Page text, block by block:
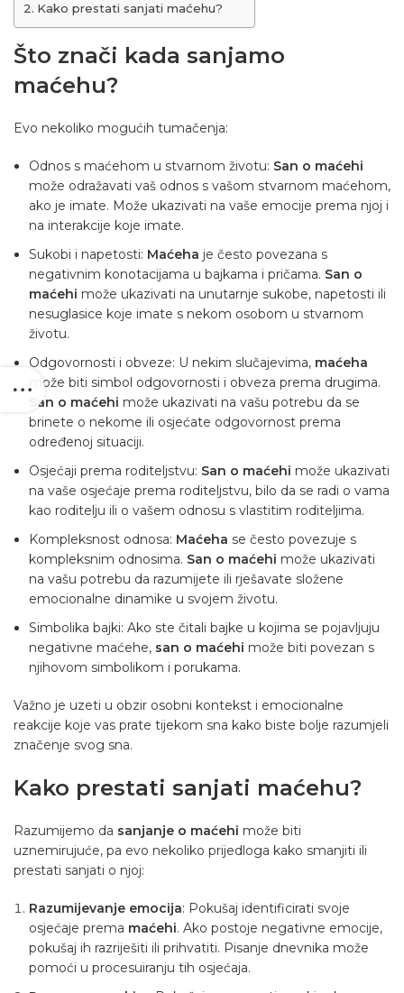
Kako prestati sanjati maćehu?
Što znači kada sanjamo
maćehu?
Evo nekoliko mogućih tumačenja:
Odnos s maćehom u stvarnom životu: San o maćehi
može odražavati vaš odnos s vašom stvarnom maćehom,
ako je imate. Može ukazivati ​​na vaše emocije prema njoj i
na interakcije koje imate.
Sukobi i napetosti: Maćeha je često povezana s
negativnim konotacijama u bajkama i pričama. San o
maćehi može ukazivati ​​na unutarnje sukobe, napetosti ili
nesuglasice koje imate s nekom osobom u stvarnom
životu.
Odgovornosti i obveze: U nekim slučajevima, maćeha
može biti simbol odgovornosti i obveza prema drugima.
San o maćehi može ukazivati ​​na vašu potrebu da se
brinete o nekome ili osjećate odgovornost prema
određenoj situaciji.
Osjećaji prema roditeljstvu: San o maćehi može ukazivati
​​na vaše osjećaje prema roditeljstvu, bilo da se radi o vama
kao roditelju ili o vašem odnosu s vlastitim roditeljima.
Kompleksnost odnosa: Maćeha se često povezuje s
kompleksnim odnosima. San o maćehi može ukazivati ​​
na vašu potrebu da razumijete ili rješavate složene
emocionalne dinamike u svojem životu.
Simbolika bajki: Ako ste čitali bajke u kojima se pojavljuju
negativne maćehe, san o maćehi može biti povezan s
njihovom simbolikom i porukama.
Važno je uzeti u obzir osobni kontekst i emocionalne
reakcije koje vas prate tijekom sna kako biste bolje razumjeli
značenje svog sna.
Kako prestati sanjati maćehu?
Razumijemo da sanjanje o maćehi može biti
uznemirujuće, pa evo nekoliko prijedloga kako smanjiti ili
prestati sanjati o njoj:
Razumijevanje emocija: Pokušaj identificirati svoje
osjećaje prema maćehi. Ako postoje negativne emocije,
pokušaj ih razriješiti ili prihvatiti. Pisanje dnevnika može
pomoći u procesuiranju tih osjećaja.